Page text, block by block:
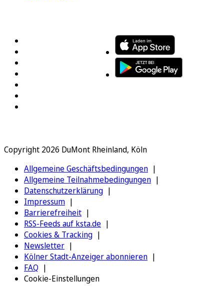
Copyright 2026 DuMont Rheinland, Köln
Allgemeine Geschäftsbedingungen
Allgemeine Teilnahmebedingungen
Datenschutzerklärung
Impressum
Barrierefreiheit
RSS-Feeds auf ksta.de
Cookies & Tracking
Newsletter
Kölner Stadt-Anzeiger abonnieren
FAQ
Cookie-Einstellungen